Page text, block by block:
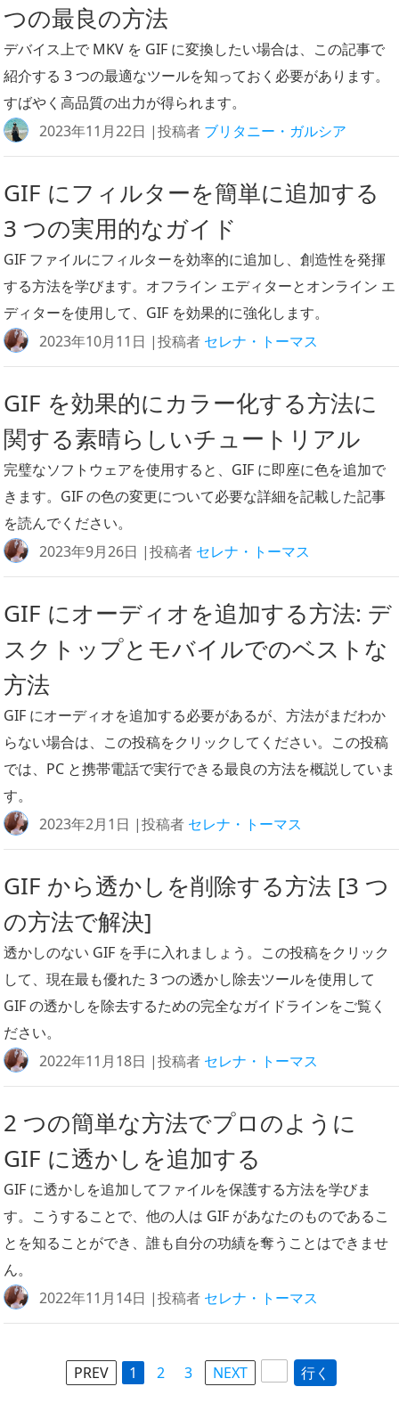
つの最良の方法
デバイス上で MKV を GIF に変換したい場合は、この記事で
紹介する 3 つの最適なツールを知っておく必要があります。
すばやく高品質の出力が得られます。
2023年11月22日 |投稿者 ブリタニー・ガルシア
GIF にフィルターを簡単に追加する
3 つの実用的なガイド
GIF ファイルにフィルターを効率的に追加し、創造性を発揮
する方法を学びます。オフライン エディターとオンライン エ
ディターを使用して、GIF を効果的に強化します。
2023年10月11日 |投稿者 セレナ・トーマス
GIF を効果的にカラー化する方法に
関する素晴らしいチュートリアル
完璧なソフトウェアを使用すると、GIF に即座に色を追加で
きます。GIF の色の変更について必要な詳細を記載した記事
を読んでください。
2023年9月26日 |投稿者 セレナ・トーマス
GIF にオーディオを追加する方法: デ
スクトップとモバイルでのベストな
方法
GIF にオーディオを追加する必要があるが、方法がまだわか
らない場合は、この投稿をクリックしてください。この投稿
では、PC と携帯電話で実行できる最良の方法を概説していま
す。
2023年2月1日 |投稿者 セレナ・トーマス
GIF から透かしを削除する方法 [3 つ
の方法で解決]
透かしのない GIF を手に入れましょう。この投稿をクリック
して、現在最も優れた 3 つの透かし除去ツールを使用して
GIF の透かしを除去するための完全なガイドラインをご覧く
ださい。
2022年11月18日 |投稿者 セレナ・トーマス
2 つの簡単な方法でプロのように
GIF に透かしを追加する
GIF に透かしを追加してファイルを保護する方法を学びま
す。こうすることで、他の人は GIF があなたのものであるこ
とを知ることができ、誰も自分の功績を奪うことはできませ
ん。
2022年11月14日 |投稿者 セレナ・トーマス
PREV 1 2 3 NEXT 行く